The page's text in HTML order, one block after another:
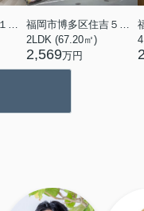
福岡市博多区那珂１丁目
福岡市博多区住吉５丁目
2LDK (67.20㎡)
2,569万円